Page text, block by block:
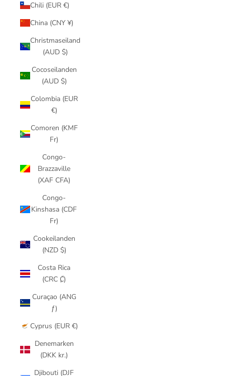
Chili (EUR €)
China (CNY ¥)
Christmaseiland
(AUD $)
Cocoseilanden
(AUD $)
Colombia (EUR
€)
Comoren (KMF
Fr)
Congo-
Brazzaville
(XAF CFA)
Congo-
Kinshasa (CDF
Fr)
Cookeilanden
(NZD $)
Costa Rica
(CRC ₡)
Curaçao (ANG
ƒ)
Cyprus (EUR €)
Denemarken
(DKK kr.)
Djibouti (DJF